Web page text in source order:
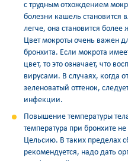
с трудным отхождением
болезни кашель становится
легче, она становится
Цвет мокроты очень важен
бронхита. Если мокрота
цвет, то это означает, что
вирусами. В случаях, когда
зеленоватый оттенок,
инфекции.
Повышение температуры
температура при бронхите
Цельсию. В таких пределах
рекомендуется, надо дать